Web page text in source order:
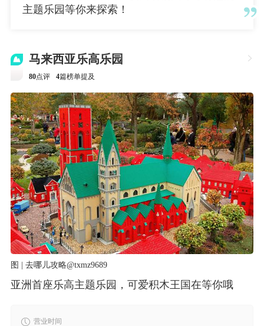
主题乐园等你来探索！
马来西亚乐高乐园
80点评 4篇榜单提及

图 | 去哪儿攻略@txmz9689
亚洲首座乐高主题乐园，可爱积木王国在等你哦
营业时间